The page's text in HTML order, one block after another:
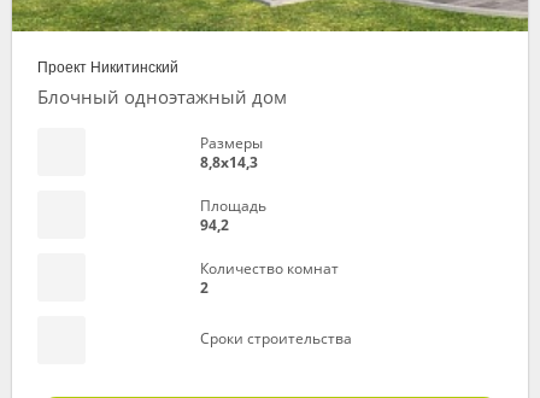
Проект Никитинский
Блочный одноэтажный дом
Размеры
8,8х14,3
Площадь
94,2
Количество комнат
2
Сроки строительства